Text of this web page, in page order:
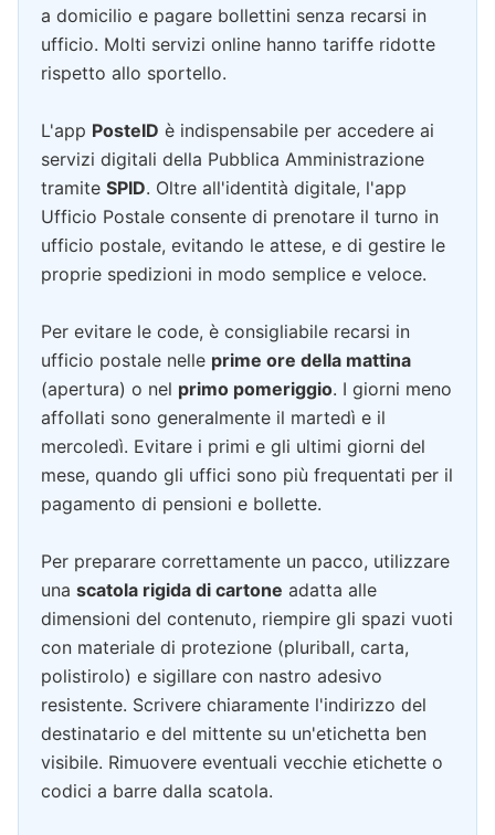
a domicilio e pagare bollettini senza recarsi in
ufficio. Molti servizi online hanno tariffe ridotte
rispetto allo sportello.
L'app PosteID è indispensabile per accedere ai
servizi digitali della Pubblica Amministrazione
tramite SPID. Oltre all'identità digitale, l'app
Ufficio Postale consente di prenotare il turno in
ufficio postale, evitando le attese, e di gestire le
proprie spedizioni in modo semplice e veloce.
Per evitare le code, è consigliabile recarsi in
ufficio postale nelle prime ore della mattina
(apertura) o nel primo pomeriggio. I giorni meno
affollati sono generalmente il martedì e il
mercoledì. Evitare i primi e gli ultimi giorni del
mese, quando gli uffici sono più frequentati per il
pagamento di pensioni e bollette.
Per preparare correttamente un pacco, utilizzare
una scatola rigida di cartone adatta alle
dimensioni del contenuto, riempire gli spazi vuoti
con materiale di protezione (pluriball, carta,
polistirolo) e sigillare con nastro adesivo
resistente. Scrivere chiaramente l'indirizzo del
destinatario e del mittente su un'etichetta ben
visibile. Rimuovere eventuali vecchie etichette o
codici a barre dalla scatola.